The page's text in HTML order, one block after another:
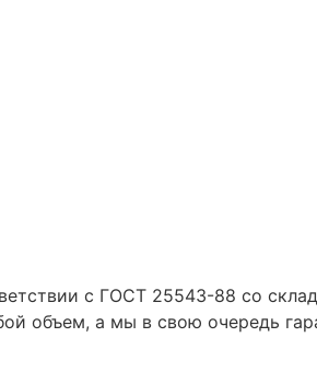
с ГОСТ 25543-88 со
объем, а мы в свою очередь